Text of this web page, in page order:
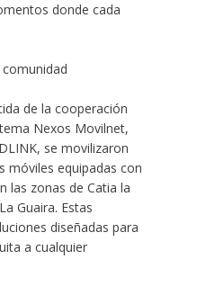
donde cada
de la cooperación
Nexos Movilnet,
se movilizaron
móviles equipadas con
las zonas de Catia la
Guaira. Estas
diseñadas para
a cualquier